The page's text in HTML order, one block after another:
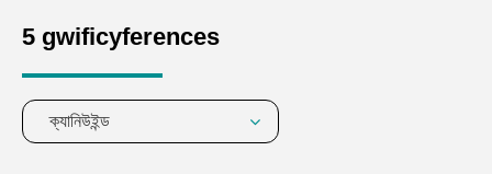
5 gwificyferences
ক্যানিউইন্ড